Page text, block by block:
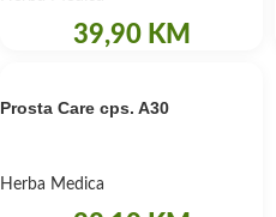
39,90 KM
Prosta Care cps. A30
Herba Medica